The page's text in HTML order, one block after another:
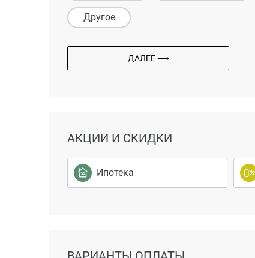
Другое
ДАЛЕЕ ⟶
АКЦИИ И СКИДКИ
Ипотека